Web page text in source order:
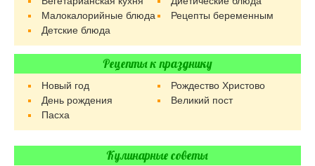
Малокалорийные блюда
Рецепты беременным
Детские блюда
Рецепты к празднику
Новый год
Рождество Христово
День рождения
Великий пост
Пасха
Кулинарные советы